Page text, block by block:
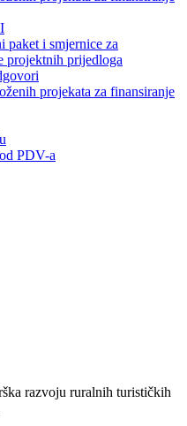
paket i smjernice za
projektnih prijedloga
projekata za finansiranje
PDV-a
razvoju ruralnih turističkih